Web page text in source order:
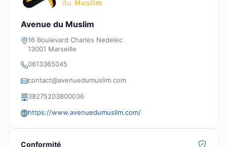
Avenue du Muslim
16 Boulevard Charles Nedelec
13001 Marseille
0613365045
contact@avenuedumuslim.com
38275203800036
https://www.avenuedumuslim.com/
Conformité